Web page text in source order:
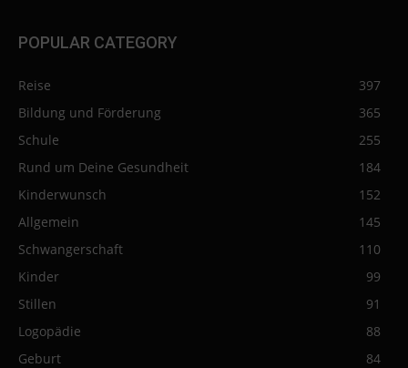
POPULAR CATEGORY
Reise
397
Bildung und Förderung
365
Schule
255
Rund um Deine Gesundheit
184
Kinderwunsch
152
Allgemein
145
Schwangerschaft
110
Kinder
99
Stillen
91
Logopädie
88
Geburt
84